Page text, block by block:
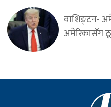
वाशिङ्टन-
अमेरिकासँग